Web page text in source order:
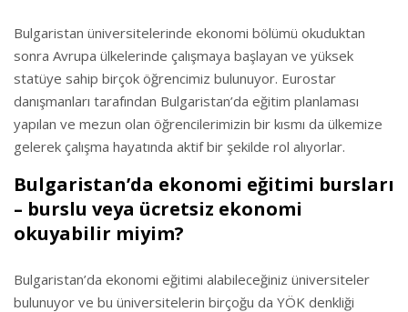
Bulgaristan üniversitelerinde ekonomi bölümü okuduktan
sonra Avrupa ülkelerinde çalışmaya başlayan ve yüksek
statüye sahip birçok öğrencimiz bulunuyor. Eurostar
danışmanları tarafından Bulgaristan’da eğitim planlaması
yapılan ve mezun olan öğrencilerimizin bir kısmı da ülkemize
gelerek çalışma hayatında aktif bir şekilde rol alıyorlar.
Bulgaristan’da ekonomi eğitimi bursları
– burslu veya ücretsiz ekonomi
okuyabilir miyim?
Bulgaristan’da ekonomi eğitimi alabileceğiniz üniversiteler
bulunuyor ve bu üniversitelerin birçoğu da YÖK denkliği